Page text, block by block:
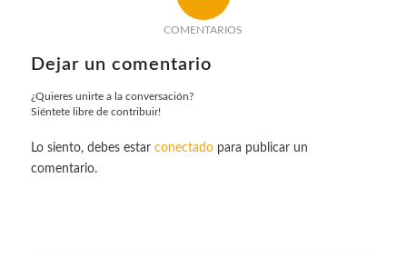
COMENTARIOS
Dejar un comentario
¿Quieres unirte a la conversación?
Siéntete libre de contribuir!
Lo siento, debes estar conectadopara publicar un
comentario.